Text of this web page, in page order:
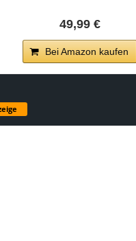
49,99 €
Bei Amazon kaufen